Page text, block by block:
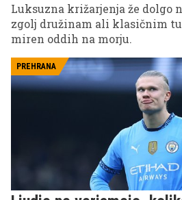
Luksuzna križarjenja že dolgo
zgolj družinam ali klasičnim
miren oddih na morju.
PREHRANA